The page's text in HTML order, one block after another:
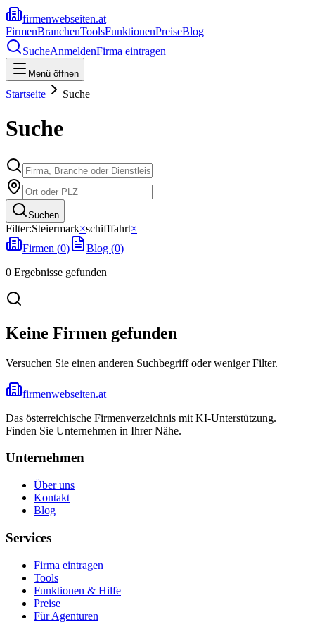
firmenwebseiten.at
FirmenBranchenToolsFunktionenPreiseBlog
SucheAnmeldenFirma eintragen
Menü öffnen
Startseite Suche
Suche
Suchen
Filter:Steiermark×schifffahrt×
Firmen (0) Blog (0)
0 Ergebnisse gefunden
Keine Firmen gefunden
Versuchen Sie einen anderen Suchbegriff oder weniger Filter.
firmenwebseiten.at
Das österreichische Firmenverzeichnis mit KI-Unterstützung.
Finden Sie Unternehmen in Ihrer Nähe.
Unternehmen
Über uns
Kontakt
Blog
Services
Firma eintragen
Tools
Funktionen & Hilfe
Preise
Für Agenturen